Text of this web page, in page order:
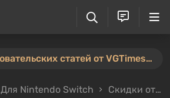
⚡️ Конкурс пользовательских статей от VGTimes продлён — участвуйте тут ⚡️
Для Nintendo Switch Скидки от 50%